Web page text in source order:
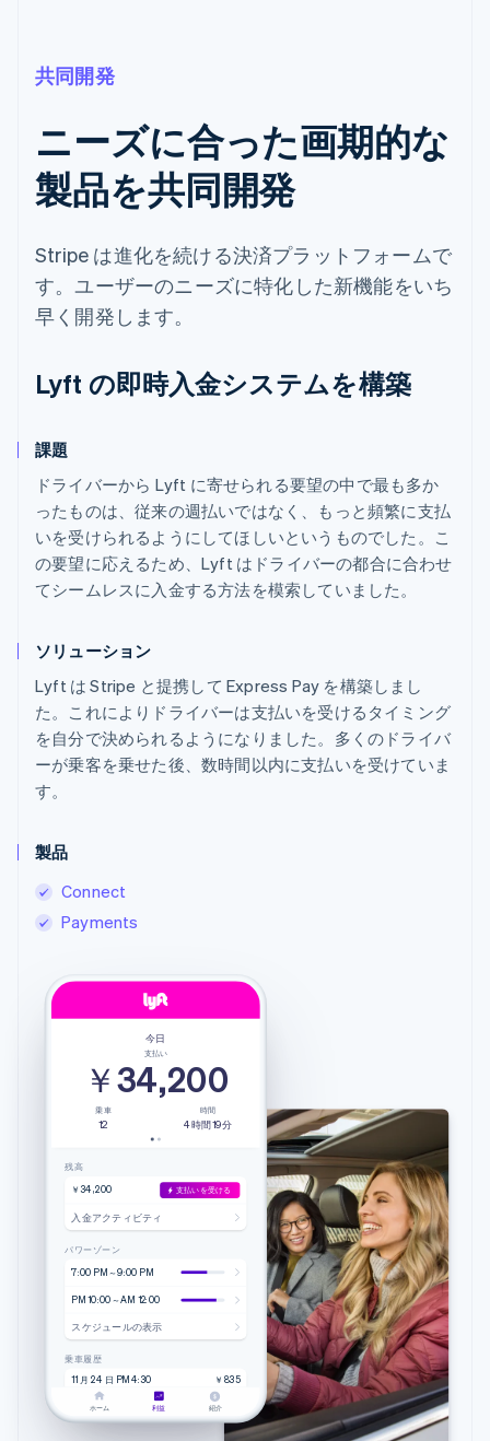
共同開発
ニーズに合った画期的な
製品を共同開発
Stripe は進化を続ける決済プラットフォームで
す。ユーザーのニーズに特化した新機能をいち
早く開発します。
Lyft の即時入金システムを構築
課題
ドライバーから Lyft に寄せられる要望の中で最も多か
ったものは、従来の週払いではなく、もっと頻繁に支払
いを受けられるようにしてほしいというものでした。こ
の要望に応えるため、Lyft はドライバーの都合に合わせ
てシームレスに入金する方法を模索していました。
ソリューション
Lyft は Stripe と提携して Express Pay を構築しまし
た。これによりドライバーは支払いを受けるタイミング
を自分で決められるようになりました。多くのドライバ
ーが乗客を乗せた後、数時間以内に支払いを受けていま
す。
製品
Connect
Payments
今日
支払い
￥34,200
乗車
12
時間
4時間19分
残高
￥34,200
支払いを受ける
入金アクティビティ
パワーゾーン
7:00 PM～9:00 PM
PM 10:00～AM 12:00
スケジュールの表示
乗車履歴
11 月 24 日 PM 4:30
￥835
4.20 マイル • 9 分 51 秒 Lyft
ホーム 利益 紹介